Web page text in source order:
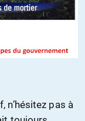
n’hésitez pas à